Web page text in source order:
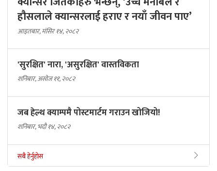
हौसलाले क्यान्सरलाई हराए र नयाँ जीवन पाए’
आइतबार, मंसिर १४, २०८२
'सुरक्षित' नारा, 'असुरक्षित' वास्तविकता
शनिबार, असोज ११, २०८२
जब हेल्थ क्याम्पमै पोस्टमार्टम गराउन खोजियो!
शनिबार, भदौ १४, २०८२
सबै हेर्नुहोस